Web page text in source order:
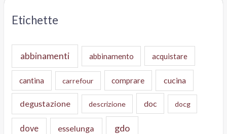
Etichette
abbinamenti abbinamento acquistare
cantina carrefour comprare cucina
degustazione descrizione doc docg
dove esselunga gdo